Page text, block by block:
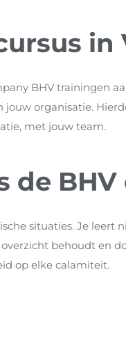
in
BHV trainingen
jouw organisatie.
met jouw team.
de BHV
situaties. Je leert
behoudt en
op elke calamiteit.